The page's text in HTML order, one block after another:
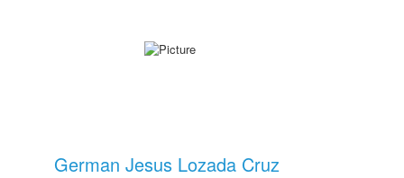
German Jesus Lozada Cruz